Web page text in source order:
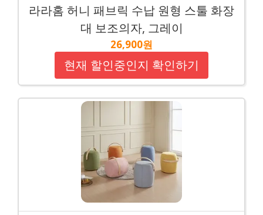
라라홈 허니 패브릭 수납 원형 스툴 화장
대 보조의자, 그레이
26,900원
현재 할인중인지 확인하기